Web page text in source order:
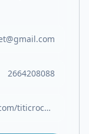
2664208088
https://www.instagram.com/titicrochet.lp?igsh=cnBwaHJhZWp6d2V3&utm_source=qr